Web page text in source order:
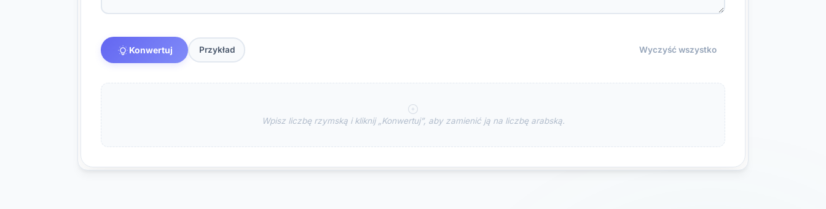
Konwertuj Przykład Wyczyść wszystko
Wpisz liczbę rzymską i kliknij „Konwertuj”, aby zamienić ją na liczbę arabską.